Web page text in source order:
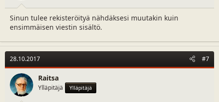
Sinun tulee rekisteröityä nähdäksesi muutakin kuin
ensimmäisen viestin sisältö.
28.10.2017 #7
Raitsa
Ylläpitäjä Ylläpitäjä